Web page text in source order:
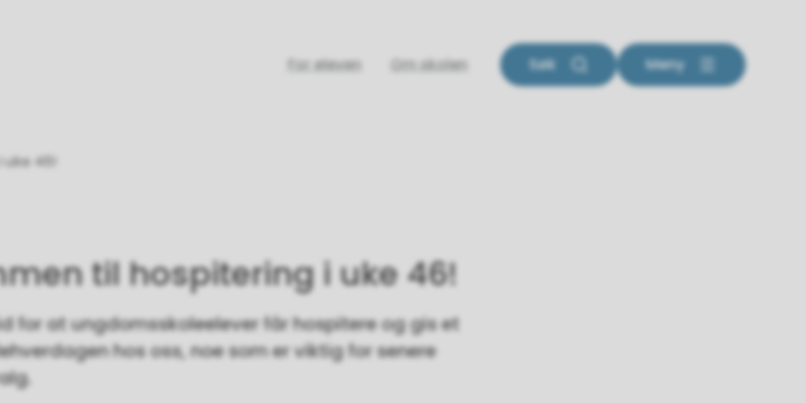
For eleven Om skolen Søk Meny
46!
til hospitering i uke 46!
for at ungdomsskoleelever får hospitere og gis et
hos oss, noe som er viktig for senere